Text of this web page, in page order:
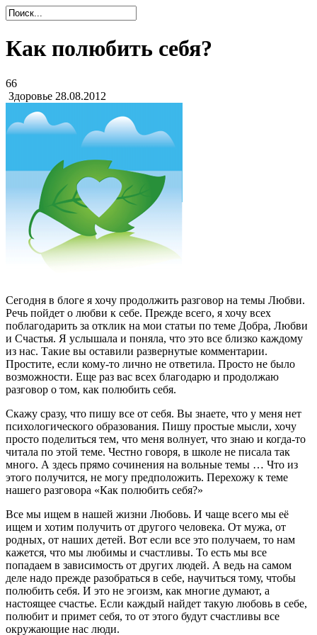
Как полюбить себя?
66
Здоровье 28.08.2012
Сегодня в блоге я хочу продолжить разговор на темы Любви.
Речь пойдет о любви к себе. Прежде всего, я хочу всех
поблагодарить за отклик на мои статьи по теме Добра, Любви
и Счастья. Я услышала и поняла, что это все близко каждому
из нас. Такие вы оставили развернутые комментарии.
Простите, если кому-то лично не ответила. Просто не было
возможности. Еще раз вас всех благодарю и продолжаю
разговор о том, как полюбить себя.
Скажу сразу, что пишу все от себя. Вы знаете, что у меня нет
психологического образования. Пишу простые мысли, хочу
просто поделиться тем, что меня волнует, что знаю и когда-то
читала по этой теме. Честно говоря, в школе не писала так
много. А здесь прямо сочинения на вольные темы … Что из
этого получится, не могу предположить. Перехожу к теме
нашего разговора «Как полюбить себя?»
Все мы ищем в нашей жизни Любовь. И чаще всего мы её
ищем и хотим получить от другого человека. От мужа, от
родных, от наших детей. Вот если все это получаем, то нам
кажется, что мы любимы и счастливы. То есть мы все
попадаем в зависимость от других людей. А ведь на самом
деле надо прежде разобраться в себе, научиться тому, чтобы
полюбить себя. И это не эгоизм, как многие думают, а
настоящее счастье. Если каждый найдет такую любовь в себе,
полюбит и примет себя, то от этого будут счастливы все
окружающие нас люди.